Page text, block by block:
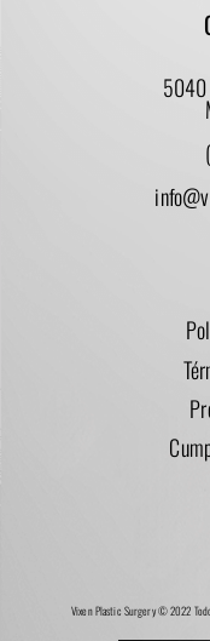
5040
Vixen Plastic Surgery © 2022